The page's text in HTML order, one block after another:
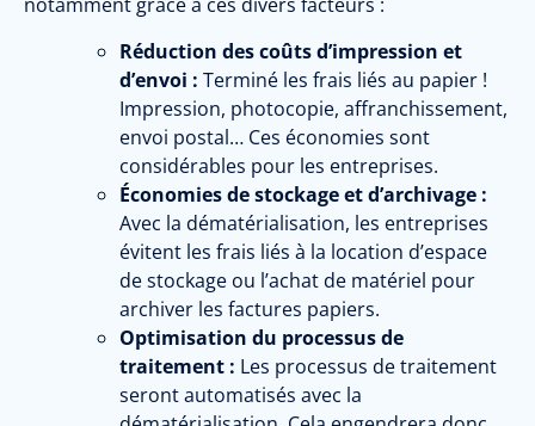
notamment grâce à ces divers facteurs :
Réduction des coûts d’impression et
d’envoi : Terminé les frais liés au papier !
Impression, photocopie, affranchissement,
envoi postal… Ces économies sont
considérables pour les entreprises.
Économies de stockage et d’archivage :
Avec la dématérialisation, les entreprises
évitent les frais liés à la location d’espace
de stockage ou l’achat de matériel pour
archiver les factures papiers.
Optimisation du processus de
traitement : Les processus de traitement
seront automatisés avec la